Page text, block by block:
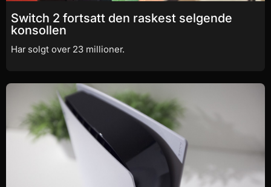
Switch 2 fortsatt den raskest selgende
konsollen
Har solgt over 23 millioner.